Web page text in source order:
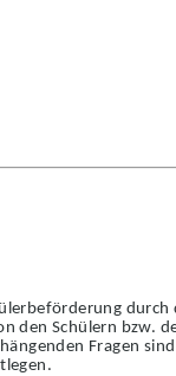
rderung durch
den Schü lern bzw.
Fragen